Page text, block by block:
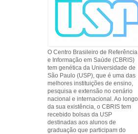
O Centro Brasileiro de Referência
e Informação em Saúde (CBRIS)
tem genética da Universidade de
São Paulo (USP), que é uma das
melhores instituições de ensino,
pesquisa e extensão no cenário
nacional e internacional. Ao longo
da sua existência, o CBRIS tem
recebido bolsas da USP
destinadas aos alunos de
graduação que participam do